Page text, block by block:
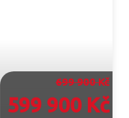
699 900 Kč
599 900 Kč